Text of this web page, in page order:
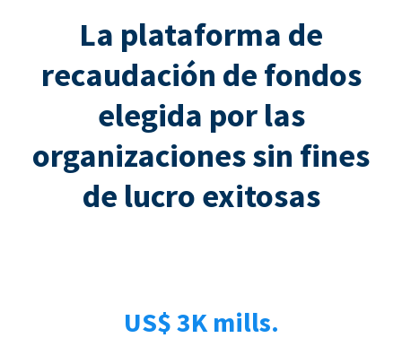
La plataforma de
recaudación de fondos
elegida por las
organizaciones sin fines
de lucro exitosas
US$ 3K mills.